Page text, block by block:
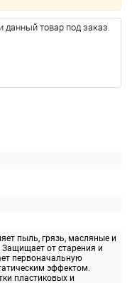
пыль, грязь, масляные и
Защищает от старения и
первоначальную
эффектом.
пластиковых и
товар под заказ.